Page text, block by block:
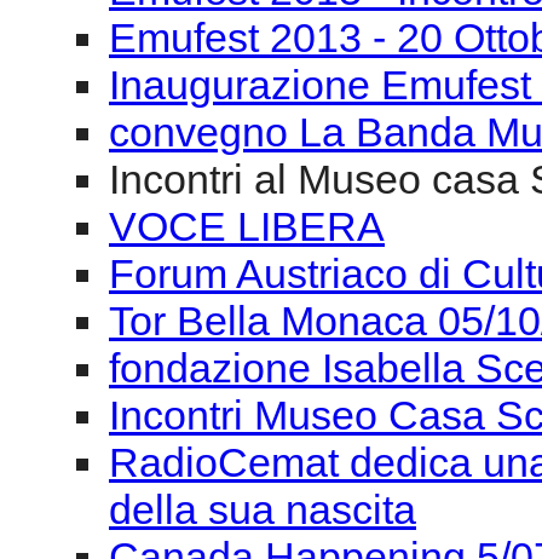
VOCE LIBERA
Forum Austriaco di
Tor Bella Monaca 05/
fondazione Isabella
Incontri Museo Casa
RadioCemat dedica
della sua nascita
Canada Happening 5/
Giancarlo Cardini: La
ACC. Filarmonica
Artescienza Impulso
Artescienza Impulso